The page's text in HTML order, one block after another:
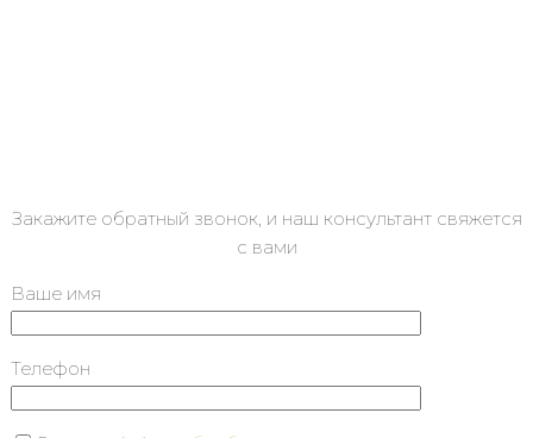
Закажите обратный звонок, и наш консультант свяжется
с вами
Ваше имя
Телефон